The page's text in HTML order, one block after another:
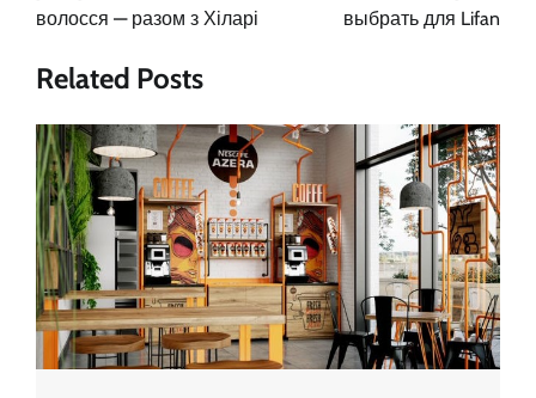
волосся — разом з Хіларі
выбрать для Lifan
Related Posts